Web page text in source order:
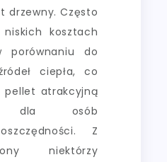
drzewny. Często
kosztach
porównaniu do
ciepła, co
pellet atrakcyjną
dla osób
Z
niektórzy